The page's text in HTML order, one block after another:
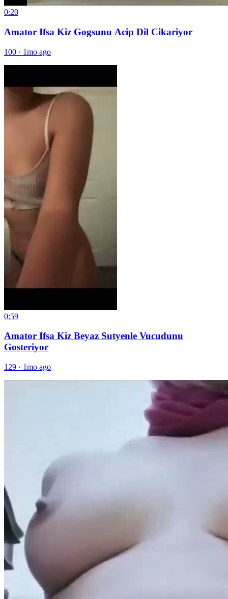
0:20
Amator Ifsa Kiz Gogsunu Acip Dil Cikariyor
100 · 1mo ago
0:59
Amator Ifsa Kiz Beyaz Sutyenle Vucudunu
Gosteriyor
129 · 1mo ago